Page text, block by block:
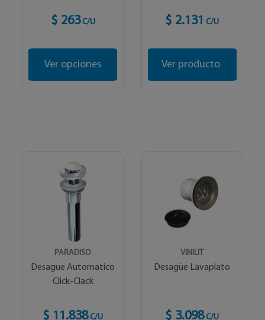
$ 263 C/U
Ver opciones
$ 2.131 C/U
Ver producto
PARADISO
Desague Automatico
Click-Clack
$ 11.838 C/U
VINILIT
Desagüe Lavaplato
$ 3.098 C/U